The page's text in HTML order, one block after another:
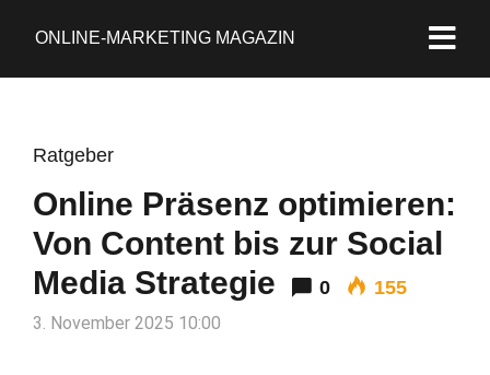
ONLINE-MARKETING MAGAZIN
Ratgeber
Online Präsenz optimieren:
Von Content bis zur Social
Media Strategie
0 155
3. November 2025 10:00